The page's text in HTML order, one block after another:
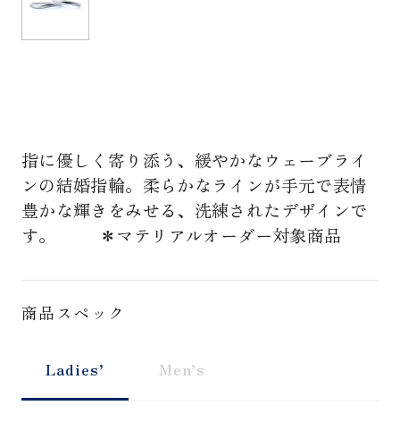
指に優しく寄り添う、緩やかなウェーブライ
ンの結婚指輪。柔らかなラインが手元で表情
豊かな輝きをみせる、洗練されたデザインで
す。 ＊マテリアルオーダー対象商品
商品スペック
Ladies’ Men’s